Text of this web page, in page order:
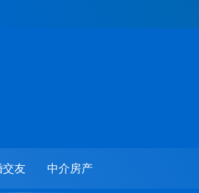
交友 中介房产